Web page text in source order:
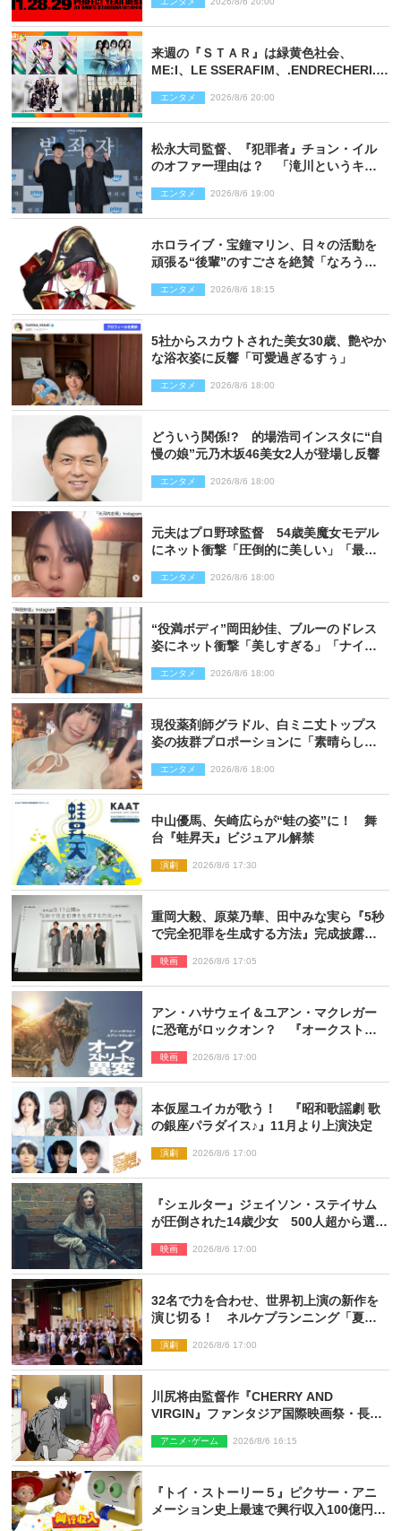
来週の『ＳＴＡＲ』は緑黄色社会、
ME:I、LE SSERAFIM、.ENDRECHERI.が
エンタメ 2026/8/6 20:00
松永大司監督、『犯罪者』チョン・イル
のオファー理由は？ 「滝川というキャ
かった」
エンタメ 2026/8/6 19:00
ホロライブ・宝鐘マリン、日々の活動を
頑張る“後輩”のすごさを絶賛「なろう系
エンタメ 2026/8/6 18:15
5社からスカウトされた美女30歳、艶やか
な浴衣姿に反響「可愛過ぎるすぅ」
エンタメ 2026/8/6 18:00
どういう関係!? 的場浩司インスタに“自
慢の娘”元乃木坂46美女2人が登場し反響
エンタメ 2026/8/6 18:00
元夫はプロ野球監督 54歳美魔女モデル
にネット衝撃「圧倒的に美しい」「最強
エンタメ 2026/8/6 18:00
“役満ボディ”岡田紗佳、ブルーのドレス
姿にネット衝撃「美しすぎる」「ナイ
エンタメ 2026/8/6 18:00
現役薬剤師グラドル、白ミニ丈トップス
姿の抜群プロポーションに「素晴らしす
エンタメ 2026/8/6 18:00
中山優馬、矢崎広らが“蛙の姿”に！ 舞
台『蛙昇天』ビジュアル解禁
演劇 2026/8/6 17:30
重岡大毅、原菜乃華、田中みな実ら『5秒
で完全犯罪を生成する方法』完成披露に
映画 2026/8/6 17:05
アン・ハサウェイ＆ユアン・マクレガー
に恐竜がロックオン？ 『オークストリ
解禁
映画 2026/8/6 17:00
本仮屋ユイカが歌う！ 『昭和歌謡劇 歌
の銀座パラダイス♪』11月より上演決定
演劇 2026/8/6 17:00
『シェルター』ジェイソン・ステイサム
が圧倒された14歳少女 500人超から選出
とは
映画 2026/8/6 17:00
32名で力を合わせ、世界初上演の新作を
演じ切る！ ネルケプランニング「夏休
ト【最終日】
演劇 2026/8/6 17:00
川尻将由監督作『CHERRY AND
VIRGIN』ファンタジア国際映画祭・長編
アニメ･ゲーム 2026/8/6 16:15
『トイ・ストーリー５』ピクサー・アニ
メーション史上最速で興行収入100億円突